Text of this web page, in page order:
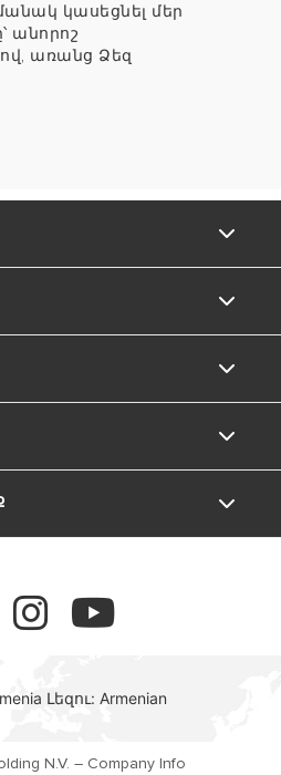
կասեցնել մեր
անորոշ
առանց Ձեզ
Լեզու: Armenian
ՍՊԱՍԱՐԿՈՒՄ
N.V. – Company Info